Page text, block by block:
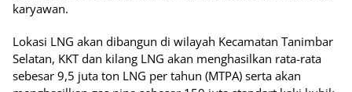
karyawan.
Lokasi LNG akan dibangun di wilayah Kecamatan Tanimbar
Selatan, KKT dan kilang LNG akan menghasilkan rata-rata
sebesar 9,5 juta ton LNG per tahun (MTPA) serta akan